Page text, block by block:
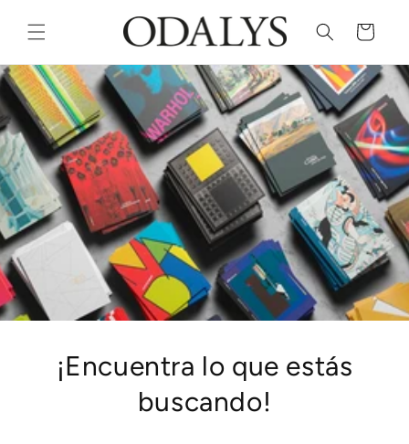
al contenido
Carrito
¡Encuentra lo que estás
buscando!